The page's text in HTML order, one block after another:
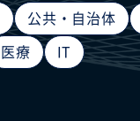
公共・自治体
医療 IT